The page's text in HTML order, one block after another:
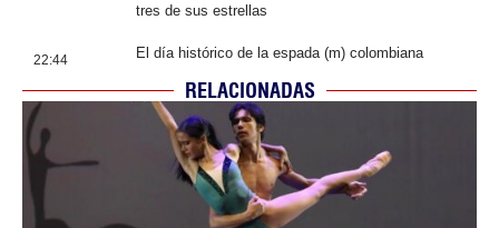
tres de sus estrellas
22:44 El día histórico de la espada (m) colombiana
RELACIONADAS